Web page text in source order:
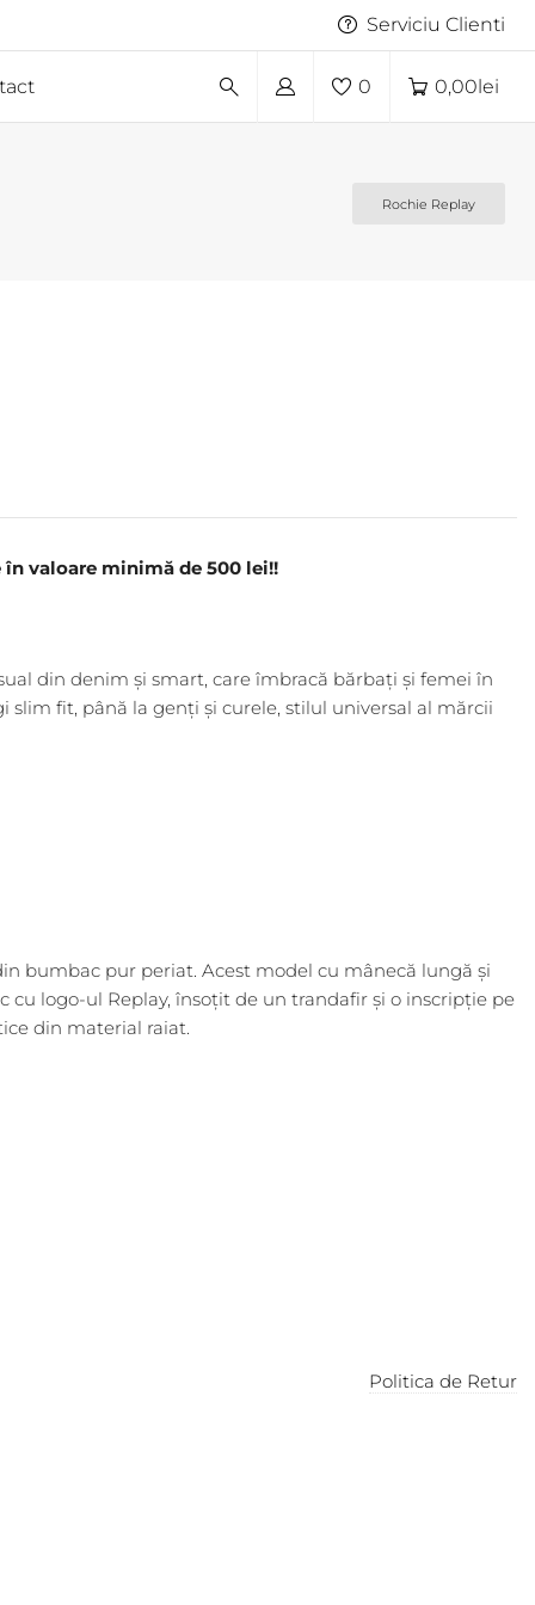
Serviciu Clienti
0 0,00lei
Rochie Replay
în valoare minimă de 500 lei!!
din denim și smart, care îmbracă bărbați și femei în
slim fit, până la genți și curele, stilul universal al mărcii
bumbac pur periat. Acest model cu mânecă lungă și
logo-ul Replay, însoțit de un trandafir și o inscripție pe
din material raiat.
Politica de Retur